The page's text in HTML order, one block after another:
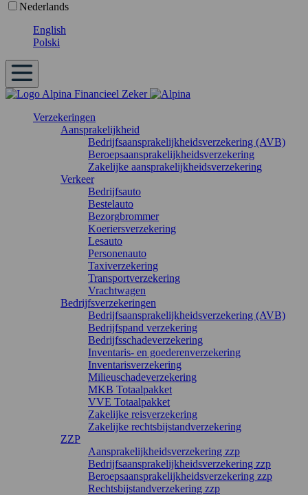
Nederlands
English
Polski
Verzekeringen
Aansprakelijkheid
Bedrijfsaansprakelijkheidsverzekering (AVB)
Beroepsaansprakelijkheidsverzekering
Zakelijke aansprakelijkheidsverzekering
Verkeer
Bedrijfsauto
Bestelauto
Bezorgbrommer
Koeriersverzekering
Lesauto
Personenauto
Taxiverzekering
Transportverzekering
Vrachtwagen
Bedrijfsverzekeringen
Bedrijfsaansprakelijkheidsverzekering (AVB)
Bedrijfspand verzekering
Bedrijfsschadeverzekering
Inventaris- en goederenverzekering
Inventarisverzekering
Milieuschadeverzekering
MKB Totaalpakket
VVE Totaalpakket
Zakelijke reisverzekering
Zakelijke rechtsbijstandverzekering
ZZP
Aansprakelijkheidsverzekering zzp
Bedrijfsaansprakelijkheidsverzekering zzp
Beroepsaansprakelijkheidsverzekering zzp
Rechtsbijstandverzekering zzp